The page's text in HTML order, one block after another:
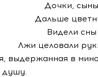
Дочки, сыны
Дальше
Видели сны
Лжи целовали
выдержанная в
душу.